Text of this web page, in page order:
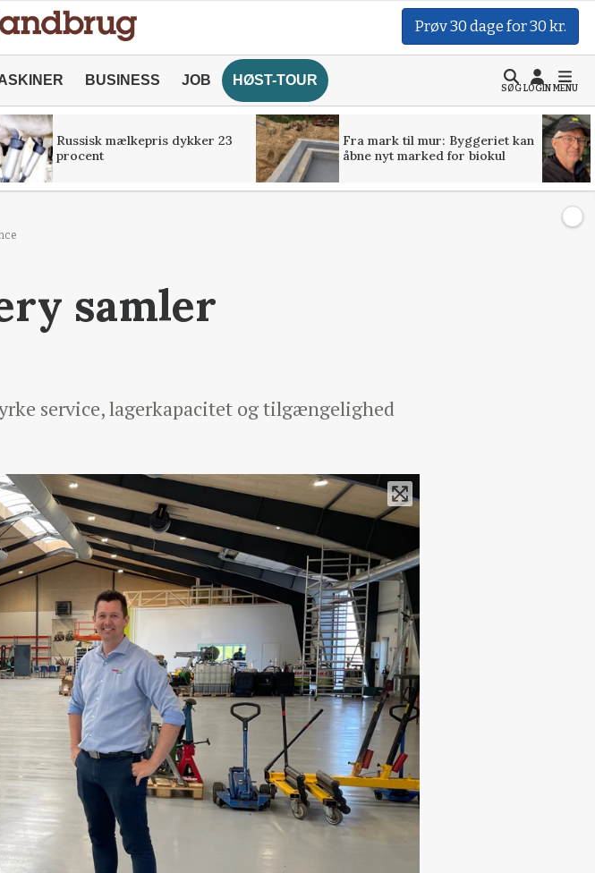
Prøv 30 dage for 30 kr.
BUSINESS JOB HØST-TOUR
SØGLOGINMENU
Russisk mælkepris dykker 23
procent
Fra mark til mur: Byggeriet kan
åbne nyt marked for biokul
samler
service, lagerkapacitet og tilgængelighed